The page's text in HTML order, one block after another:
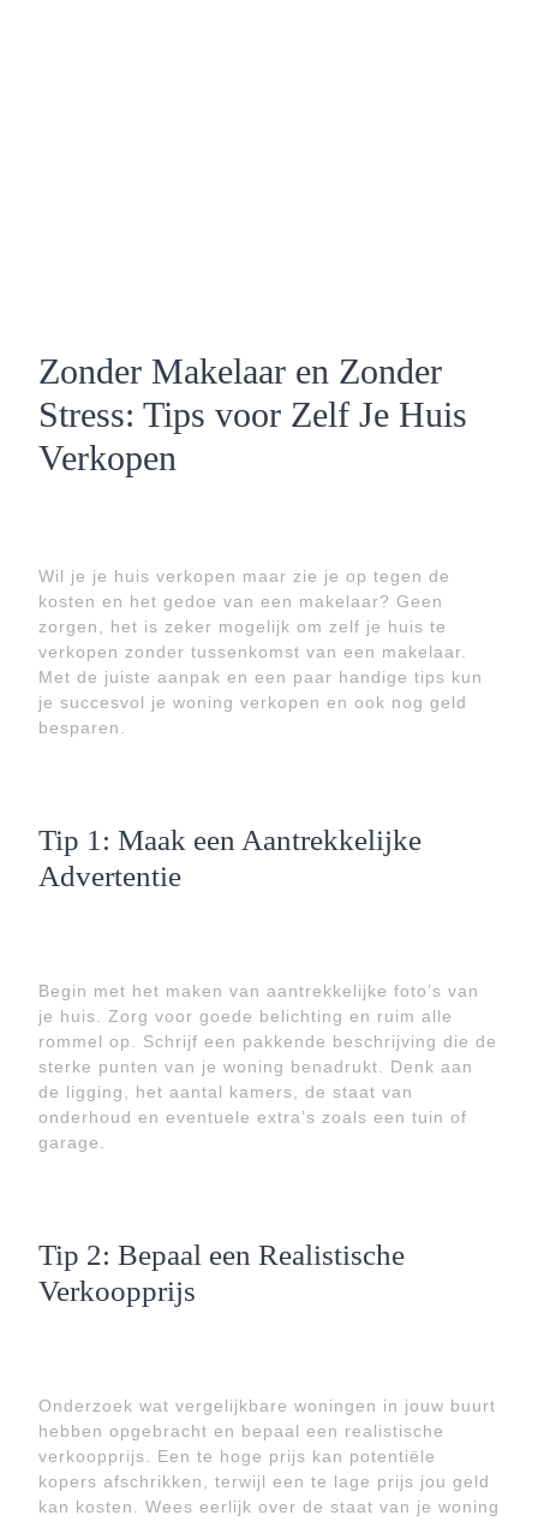
Zonder Makelaar en Zonder
Stress: Tips voor Zelf Je Huis
Verkopen
Wil je je huis verkopen maar zie je op tegen de
kosten en het gedoe van een makelaar? Geen
zorgen, het is zeker mogelijk om zelf je huis te
verkopen zonder tussenkomst van een makelaar.
Met de juiste aanpak en een paar handige tips kun
je succesvol je woning verkopen en ook nog geld
besparen.
Tip 1: Maak een Aantrekkelijke
Advertentie
Begin met het maken van aantrekkelijke foto’s van
je huis. Zorg voor goede belichting en ruim alle
rommel op. Schrijf een pakkende beschrijving die de
sterke punten van je woning benadrukt. Denk aan
de ligging, het aantal kamers, de staat van
onderhoud en eventuele extra’s zoals een tuin of
garage.
Tip 2: Bepaal een Realistische
Verkoopprijs
Onderzoek wat vergelijkbare woningen in jouw buurt
hebben opgebracht en bepaal een realistische
verkoopprijs. Een te hoge prijs kan potentiële
kopers afschrikken, terwijl een te lage prijs jou geld
kan kosten. Wees eerlijk over de staat van je woning